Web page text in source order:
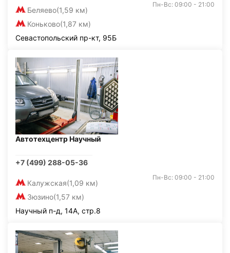
Беляево(1,59 км)
Коньково(1,87 км)
Пн-Вс: 09:00 - 21:00
Севастопольский пр-кт, 95Б
Автотехцентр Научный
+7 (499) 288-05-36
Калужская(1,09 км)
Зюзино(1,57 км)
Пн-Вс: 09:00 - 21:00
Научный п-д, 14А, стр.8